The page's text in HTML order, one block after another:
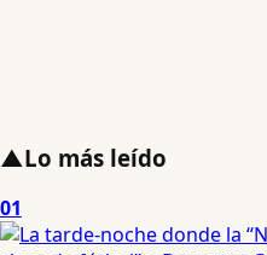
▲Lo más leído
01